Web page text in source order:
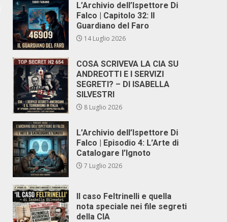
L’Archivio dell’Ispettore Di
Falco | Capitolo 32: Il
Guardiano del Faro
14 Luglio 2026
COSA SCRIVEVA LA CIA SU
ANDREOTTI E I SERVIZI
SEGRETI? – DI ISABELLA
SILVESTRI
8 Luglio 2026
L’Archivio dell’Ispettore Di
Falco | Episodio 4: L’Arte di
Catalogare l’Ignoto
7 Luglio 2026
Il caso Feltrinelli e quella
nota speciale nei file segreti
della CIA